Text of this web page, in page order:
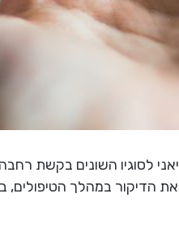
לסוגיו השונים בקשת
הדיקור במהלך